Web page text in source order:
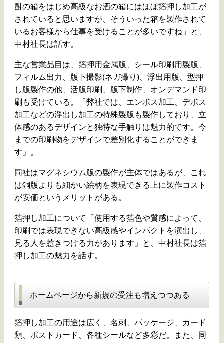
酎の箱をはじめ高級なお酒の箱にはほぼ箔押し加工が
されていると思いますが、そういった箱を製作されて
いるお客様から仕事を受けることが多いですね」と、
中村社長は話す。
主な営業品目は、箔押用金属版、シール印刷用製版、
フィルム出力、版下撮影(ネガ撮り)、浮出用版、型押
し版製作の他、活版印刷、版下制作、オンデマンド印
刷も受けている。「弊社では、エンボス加工、デボス
加工などの浮出し加工の特殊製版も製作しており、立
体感のあるデザインと独特な手触りは魅力的です。今
までの印刷物をデザインで差別化することができま
す」。
同社はマグネシウム版の製作が主体ではあるが、これ
は銅版よりも細かい絵柄を表現できる上に製作コスト
が安価というメリットがある。
箔押し加工について「使用する箔色や質感によって、
印刷では表現できない高級感やインパクトを演出し、
見る人を惹きつける力があります」と、中村社長は箔
押し加工の魅力を話す。
ホームページから新規の受注も増えつつある
箔押し加工の用途は広く、名刺、パッケージ、カード
類、ポストカード、各種シールなど多彩だ。また、同